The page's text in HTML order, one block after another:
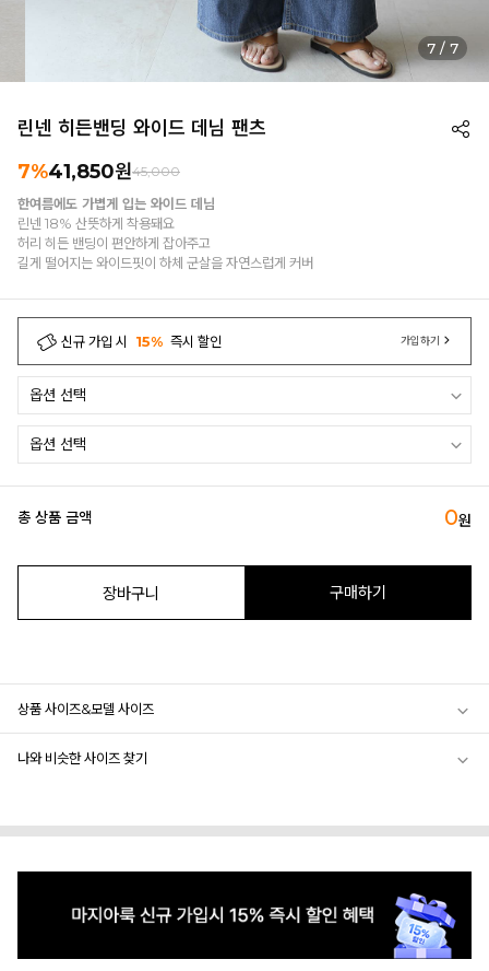
7 / 7
린넨 히든밴딩 와이드 데님 팬츠
7%41,850원45,000
한여름에도 가볍게 입는 와이드 데님
린넨 18% 산뜻하게 착용돼요
허리 히든 밴딩이 편안하게 잡아주고
길게 떨어지는 와이드핏이 하체 군살을 자연스럽게 커버
신규 가입 시 15% 즉시 할인 가입하기
총 상품 금액 0원
장바구니 구매하기
상품 사이즈&모델 사이즈
나와 비슷한 사이즈 찾기